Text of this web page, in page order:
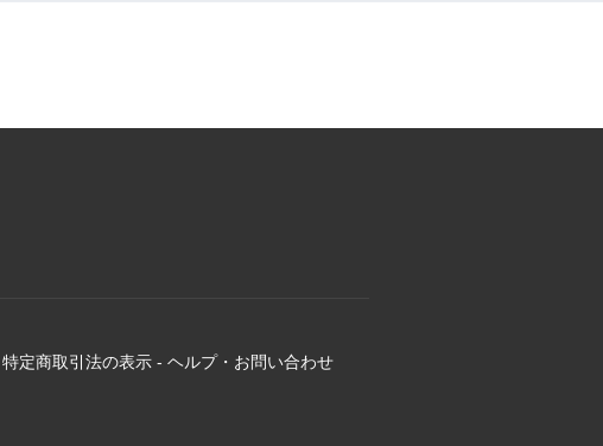
特定商取引法の表示 - ヘルプ・お問い合わせ